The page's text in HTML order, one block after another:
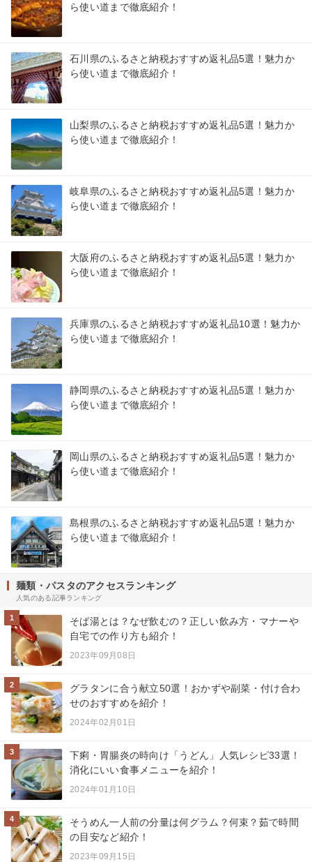
ら使い道まで徹底紹介！
石川県のふるさと納税おすすめ返礼品5選！魅力か
ら使い道まで徹底紹介！
山梨県のふるさと納税おすすめ返礼品5選！魅力か
ら使い道まで徹底紹介！
岐阜県のふるさと納税おすすめ返礼品5選！魅力か
ら使い道まで徹底紹介！
大阪府のふるさと納税おすすめ返礼品5選！魅力か
ら使い道まで徹底紹介！
兵庫県のふるさと納税おすすめ返礼品10選！魅力か
ら使い道まで徹底紹介！
静岡県のふるさと納税おすすめ返礼品5選！魅力か
ら使い道まで徹底紹介！
岡山県のふるさと納税おすすめ返礼品5選！魅力か
ら使い道まで徹底紹介！
島根県のふるさと納税おすすめ返礼品5選！魅力か
ら使い道まで徹底紹介！
麺類・パスタのアクセスランキング
人気のある記事ランキング
1
そば湯とは？なぜ飲むの？正しい飲み方・マナーや
自宅での作り方も紹介！
2023年09月08日
2
グラタンに合う献立50選！おかずや副菜・付け合わ
せのおすすめを紹介！
2024年02月01日
3
下痢・胃腸炎の時向け「うどん」人気レシピ33選！
消化にいい食事メニューを紹介！
2024年01月10日
4
そうめん一人前の分量は何グラム？何束？茹で時間
の目安など紹介！
2023年09月15日